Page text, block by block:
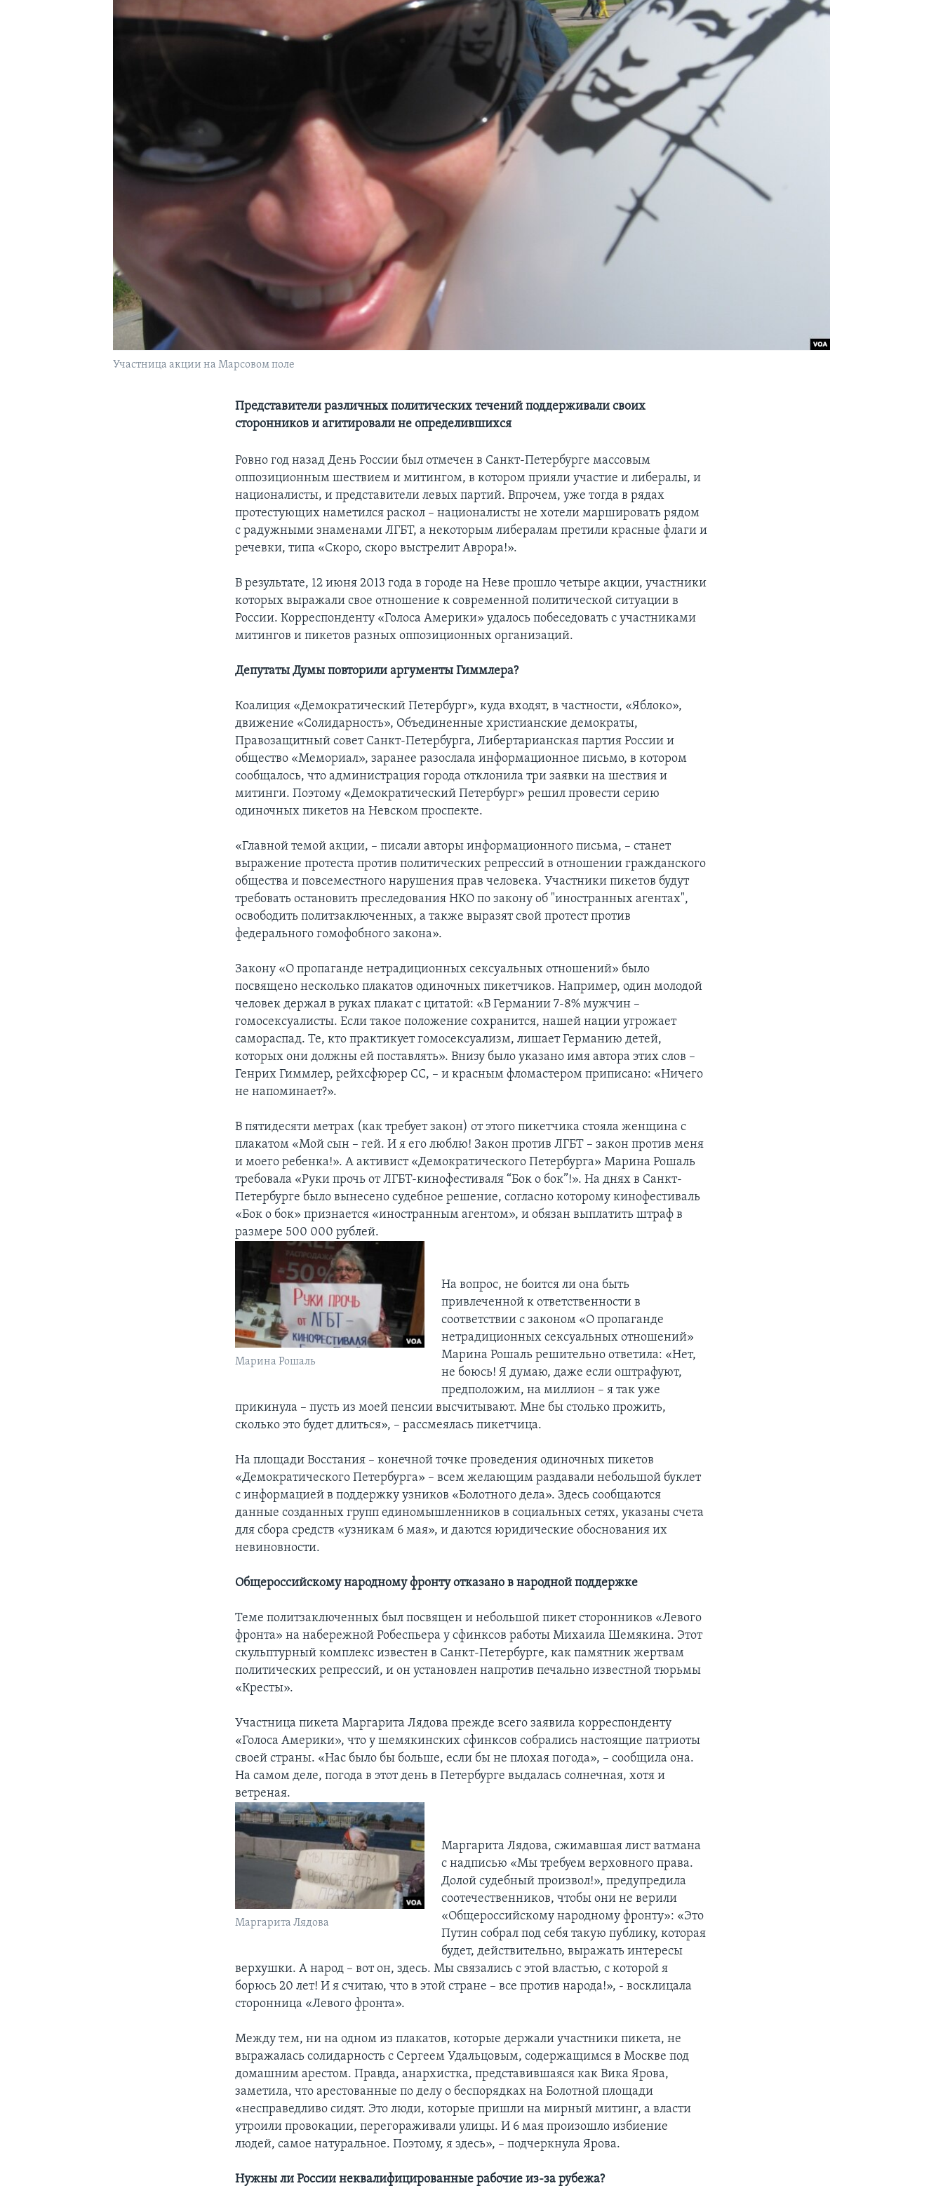
Участница акции на Марсовом поле
Представители различных политических течений поддерживали своих
сторонников и агитировали не определившихся
Ровно год назад День России был отмечен в Санкт-Петербурге массовым
оппозиционным шествием и митингом, в котором прияли участие и либералы, и
националисты, и представители левых партий. Впрочем, уже тогда в рядах
протестующих наметился раскол – националисты не хотели маршировать рядом
с радужными знаменами ЛГБТ, а некоторым либералам претили красные флаги и
речевки, типа «Скоро, скоро выстрелит Аврора!».
В результате, 12 июня 2013 года в городе на Неве прошло четыре акции, участники
которых выражали свое отношение к современной политической ситуации в
России. Корреспонденту «Голоса Америки» удалось побеседовать с участниками
митингов и пикетов разных оппозиционных организаций.
Депутаты Думы повторили аргументы Гиммлера?
Коалиция «Демократический Петербург», куда входят, в частности, «Яблоко»,
движение «Солидарность», Объединенные христианские демократы,
Правозащитный совет Санкт-Петербурга, Либертарианская партия России и
общество «Мемориал», заранее разослала информационное письмо, в котором
сообщалось, что администрация города отклонила три заявки на шествия и
митинги. Поэтому «Демократический Петербург» решил провести серию
одиночных пикетов на Невском проспекте.
«Главной темой акции, – писали авторы информационного письма, – станет
выражение протеста против политических репрессий в отношении гражданского
общества и повсеместного нарушения прав человека. Участники пикетов будут
требовать остановить преследования НКО по закону об "иностранных агентах",
освободить политзаключенных, а также выразят свой протест против
федерального гомофобного закона».
Закону «О пропаганде нетрадиционных сексуальных отношений» было
посвящено несколько плакатов одиночных пикетчиков. Например, один молодой
человек держал в руках плакат с цитатой: «В Германии 7-8% мужчин –
гомосексуалисты. Если такое положение сохранится, нашей нации угрожает
самораспад. Те, кто практикует гомосексуализм, лишает Германию детей,
которых они должны ей поставлять». Внизу было указано имя автора этих слов –
Генрих Гиммлер, рейхсфюрер СС, – и красным фломастером приписано: «Ничего
не напоминает?».
В пятидесяти метрах (как требует закон) от этого пикетчика стояла женщина с
плакатом «Мой сын – гей. И я его люблю! Закон против ЛГБТ – закон против меня
и моего ребенка!». А активист «Демократического Петербурга» Марина Рошаль
требовала «Руки прочь от ЛГБТ-кинофестиваля “Бок о бок”!». На днях в Санкт-
Петербурге было вынесено судебное решение, согласно которому кинофестиваль
«Бок о бок» признается «иностранным агентом», и обязан выплатить штраф в
размере 500 000 рублей.
Марина Рошаль
На вопрос, не боится ли она быть
привлеченной к ответственности в
соответствии с законом «О пропаганде
нетрадиционных сексуальных отношений»
Марина Рошаль решительно ответила: «Нет,
не боюсь! Я думаю, даже если оштрафуют,
предположим, на миллион – я так уже
прикинула – пусть из моей пенсии высчитывают. Мне бы столько прожить,
сколько это будет длиться», – рассмеялась пикетчица.
На площади Восстания – конечной точке проведения одиночных пикетов
«Демократического Петербурга» – всем желающим раздавали небольшой буклет
с информацией в поддержку узников «Болотного дела». Здесь сообщаются
данные созданных групп единомышленников в социальных сетях, указаны счета
для сбора средств «узникам 6 мая», и даются юридические обоснования их
невиновности.
Общероссийскому народному фронту отказано в народной поддержке
Теме политзаключенных был посвящен и небольшой пикет сторонников «Левого
фронта» на набережной Робеспьера у сфинксов работы Михаила Шемякина. Этот
скульптурный комплекс известен в Санкт-Петербурге, как памятник жертвам
политических репрессий, и он установлен напротив печально известной тюрьмы
«Кресты».
Участница пикета Маргарита Лядова прежде всего заявила корреспонденту
«Голоса Америки», что у шемякинских сфинксов собрались настоящие патриоты
своей страны. «Нас было бы больше, если бы не плохая погода», – сообщила она.
На самом деле, погода в этот день в Петербурге выдалась солнечная, хотя и
ветреная.
Маргарита Лядова
Маргарита Лядова, сжимавшая лист ватмана
с надписью «Мы требуем верховного права.
Долой судебный произвол!», предупредила
соотечественников, чтобы они не верили
«Общероссийскому народному фронту»: «Это
Путин собрал под себя такую публику, которая
будет, действительно, выражать интересы
верхушки. А народ – вот он, здесь. Мы связались с этой властью, с которой я
борюсь 20 лет! И я считаю, что в этой стране – все против народа!», - восклицала
сторонница «Левого фронта».
Между тем, ни на одном из плакатов, которые держали участники пикета, не
выражалась солидарность с Сергеем Удальцовым, содержащимся в Москве под
домашним арестом. Правда, анархистка, представившаяся как Вика Ярова,
заметила, что арестованные по делу о беспорядках на Болотной площади
«несправедливо сидят. Это люди, которые пришли на мирный митинг, а власти
утроили провокации, перегораживали улицы. И 6 мая произошло избиение
людей, самое натуральное. Поэтому, я здесь», – подчеркнула Ярова.
Нужны ли России неквалифицированные рабочие из-за рубежа?